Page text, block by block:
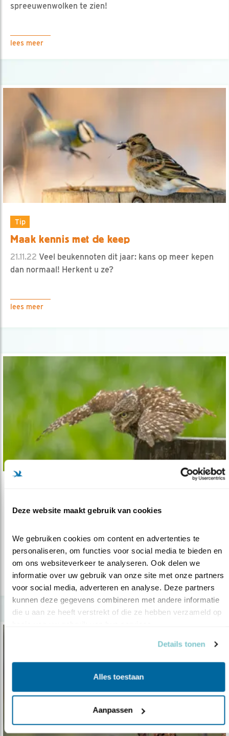
Deze website maakt gebruik van cookies
We gebruiken cookies om content en advertenties te
personaliseren, om functies voor social media te bieden en
om ons websiteverkeer te analyseren. Ook delen we
informatie over uw gebruik van onze site met onze partners
voor social media, adverteren en analyse. Deze partners
kunnen deze gegevens combineren met andere informatie
die u aan ze heeft verstrekt of die ze hebben verzameld op
Details tonen
Alles toestaan
Aanpassen
spreeuwenwolken te zien!
lees meer
Tip
Maak kennis met de keep
21.11.22 Veel beukennoten dit jaar: kans op meer kepen
dan normaal! Herkent u ze?
lees meer
De meest natgeregende vogels
vogels.
lees meer